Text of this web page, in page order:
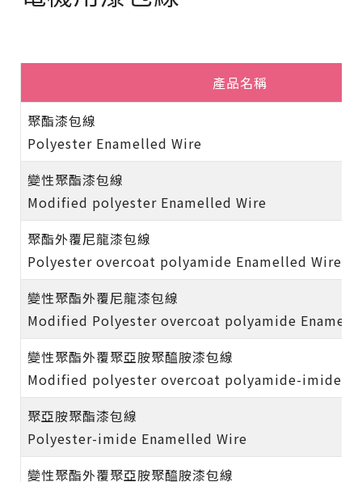
產品名稱
聚酯漆包線
Polyester Enamelled Wire
變性聚酯漆包線
Modified polyester Enamelled Wire
聚酯外覆尼龍漆包線
Polyester overcoat polyamide Enamelled Wire
變性聚酯外覆尼龍漆包線
Modified Polyester overcoat polyamide
變性聚酯外覆聚亞胺聚醯胺漆包線
Modified polyester overcoat polyamide-imide
聚亞胺聚酯漆包線
Polyester-imide Enamelled Wire
變性聚酯外覆聚亞胺聚醯胺漆包線